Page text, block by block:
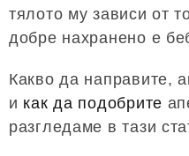
тялото му зависи от
добре нахранено е
Какво да направите,
и как да подобрите
разгледаме в тази